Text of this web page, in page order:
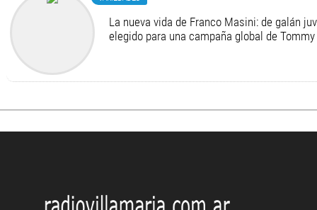
La nueva vida de Franco Masini: de galán
elegido para una campaña global de